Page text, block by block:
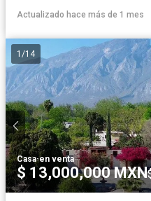
Actualizado hace más de 1 mes
1 /14
Casa·en venta
$ 13,000,000 MXN